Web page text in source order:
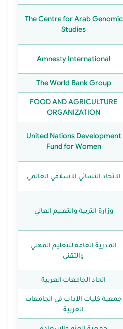
The Centre for Arab Genomic
Studies
Amnesty International
The World Bank Group
FOOD AND AGRICULTURE
ORGANIZATION
United Nations Development
Fund for Women
الاتحاد النسائي الاسلامي العالمي
وزارة التربية والتعليم العالي
المدرية العامة للتعليم المهني
والتقني
اتحاد الجامعات العربية
جمعية كليات الآداب في الجامعات
العربية